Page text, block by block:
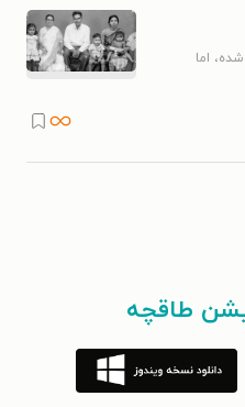
اما
طاقچه